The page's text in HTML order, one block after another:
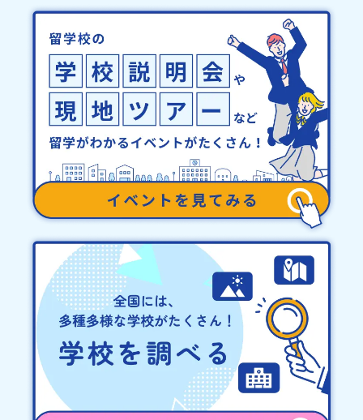
ご登録ください♪地域みらい留学公式LINE
務局までご連絡ください。・キャンセルポリシーやむを得ない参加
お取り消しの場合、以下のルールに沿って対応させていただきま
す。ご了承ください。プログラム開催日の前日＜8月3日＞から、
【キャンセルのご連絡日：お支払いいただく旅行代金】・21日目に
あたる日以前：無料・20日目-8日目：20％・7日目-2日目：30％・
プログラム開始日の前日：40％・プログラム開始日当日：50％・ご
連絡無しでの不参加またはプログラム開始後の解除：100％・催行中
止について天候などの状況等によって開催を見合わせる可能性があ
ります。その場合は原則、開催日1週間前までにご連絡いたします。
又、最少催行人数に達しなかった場合は、開催日3週間前までに催行
中止の旨をメールにてご連絡いたします。・よくあるご質問その
他、よくあるご質問についてはこちらをご確認ください。運営団体
について＜プログラム主催：一般財団法人地域・教育魅力化プラッ
トフォーム＞「意志ある若者にあふれる持続可能な地域・社会をつ
くる」というビジョンを掲げ、2017年3月に島根県に設立した教育
事業団体です。日本全国約200の高校と連携しながら、中学卒業後に
地域の枠を越えて生徒一人ひとりの夢や価値観に合った地域・学校
で1〜3年間過ごすことができるシステム「地域みらい留学」をはじ
めとした、教育事業や地域活性モデルをつくり続けています。名
称：一般財団法人地域・教育魅力化プラットフォーム設 立：2017
年3月代表者：岩本 悠所在地：〒690-0842 島根県松江市東本町二
丁目25-6 みらいBASE2階 その他所在地公式HP：http://c-
platform.or.jp/お問い合わせ先担当：小川・小原E-mail：
info@miratabi.jp「おためし地域留学体験」のプログラム開催情報
を公式LINEにて配信中！ぜひご登録ください♪地域みらい留学公式
声がけする場合がありますが、もちろん聞くだけの参加でも大歓迎
です。よくある質問：Q. 本を読んでいなくても参加できますか？も
ちろんです。 内容を知らなくても楽しめるよう進行しますので、お
気軽にご参加ください。Q. 話さなければいけませんか？いいえ。画
面オフ・マイクミュートで、ラジオを聴くようにご参加いただけま
す。Q. 途中参加・途中退出はできますか？可能です。ご都合のよい
タイミングでご参加ください。